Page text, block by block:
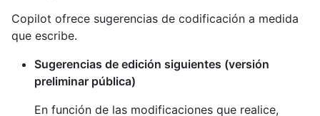
Copilot ofrece sugerencias de codificación a medida
que escribe.
Sugerencias de edición siguientes (versión
preliminar pública)
En función de las modificaciones que realice,